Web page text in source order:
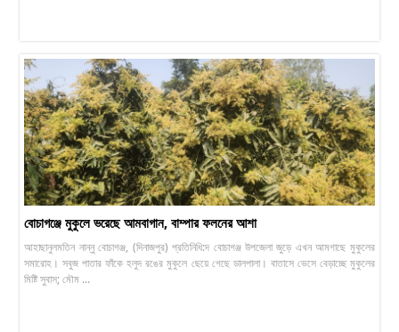
বোচাগঞ্জে মুকুলে ভরেছে আমবাগান, বাম্পার ফলনের আশা
আহাছানুলমতিন নান্নু বোচাগঞ্জ, (দিনাজপুর) প্রতিনিধি:দ বোচাগঞ্জ উপজেলা জুড়ে এখন আমগাছে মুকুলের
সমারোহ। সবুজ পাতার ফাঁকে হলুদ রঙের মুকুলে ছেয়ে গেছে ডালপালা। বাতাসে ভেসে বেড়াচ্ছে মুকুলের
মিষ্টি সুবাস; মৌম ...